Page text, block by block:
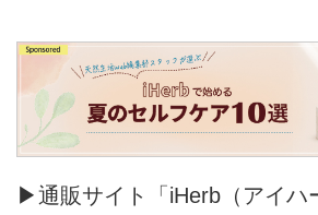
▶通販サイト「iHerb（アイハ